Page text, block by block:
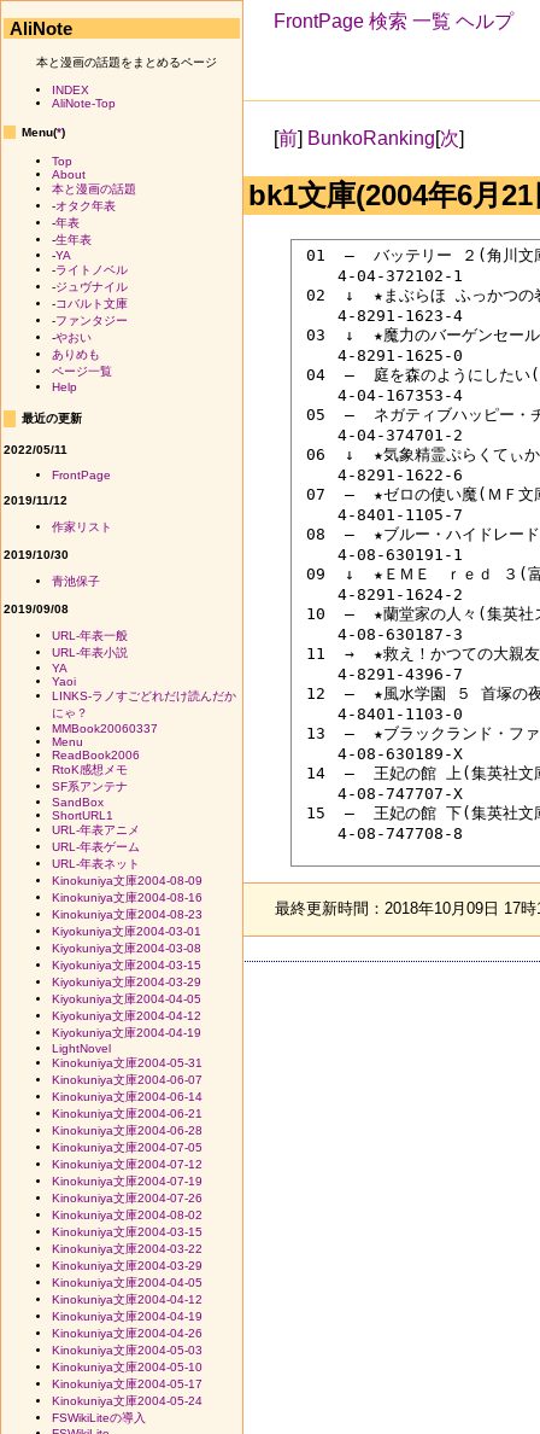
FrontPage 検索 一覧 ヘルプ
[前] BunkoRanking[次]
bk1文庫(2004年6月
01  ―  バッテリー ２(角川文
4-04-372102-1
02  ↓  ★まぶらほ ふっかつの
4-8291-1623-4
03  ↓  ★魔力のバーゲンセー
4-8291-1625-0
04  ―  庭を森のようにしたい(
4-04-167353-4
05  ―  ネガティブハッピー・
4-04-374701-2
06  ↓  ★気象精霊ぷらくてぃ
4-8291-1622-6
07  ―  ★ゼロの使い魔(ＭＦ文
4-8401-1105-7
08  ―  ★ブルー・ハイドレード
4-08-630191-1
09  ↓  ★ＥＭＥ　ｒｅｄ ３(富
4-8291-1624-2
10  ―  ★蘭堂家の人々(集英社
4-08-630187-3
11  →  ★救え！かつての大親
4-8291-4396-7
12  ―  ★風水学園 ５ 首塚の
4-8401-1103-0
13  ―  ★ブラックランド・ファ
4-08-630189-X
14  ―  王妃の館 上(集英社文
4-08-747707-X
15  ―  王妃の館 下(集英社文
4-08-747708-8
最終更新時間：2018年10月09日 17
AliNote
本と漫画の話題をまとめるページ
INDEX
AliNote-Top
Menu(*)
Top
About
本と漫画の話題
-オタク年表
-年表
-生年表
-YA
-ライトノベル
-ジュヴナイル
-コバルト文庫
-ファンタジー
-やおい
ありめも
ページ一覧
Help
最近の更新
2022/05/11
FrontPage
2019/11/12
作家リスト
2019/10/30
青池保子
2019/09/08
URL-年表一般
URL-年表小説
YA
Yaoi
LINKS-ラノすごどれだけ読んだか
にゃ？
MMBook20060337
Menu
ReadBook2006
RtoK感想メモ
SF系アンテナ
SandBox
ShortURL1
URL-年表アニメ
URL-年表ゲーム
URL-年表ネット
Kinokuniya文庫2004-08-09
Kinokuniya文庫2004-08-16
Kinokuniya文庫2004-08-23
Kiyokuniya文庫2004-03-01
Kiyokuniya文庫2004-03-08
Kiyokuniya文庫2004-03-15
Kiyokuniya文庫2004-03-29
Kiyokuniya文庫2004-04-05
Kiyokuniya文庫2004-04-12
Kiyokuniya文庫2004-04-19
LightNovel
Kinokuniya文庫2004-05-31
Kinokuniya文庫2004-06-07
Kinokuniya文庫2004-06-14
Kinokuniya文庫2004-06-21
Kinokuniya文庫2004-06-28
Kinokuniya文庫2004-07-05
Kinokuniya文庫2004-07-12
Kinokuniya文庫2004-07-19
Kinokuniya文庫2004-07-26
Kinokuniya文庫2004-08-02
Kinokuniya文庫2004-03-15
Kinokuniya文庫2004-03-22
Kinokuniya文庫2004-03-29
Kinokuniya文庫2004-04-05
Kinokuniya文庫2004-04-12
Kinokuniya文庫2004-04-19
Kinokuniya文庫2004-04-26
Kinokuniya文庫2004-05-03
Kinokuniya文庫2004-05-10
Kinokuniya文庫2004-05-17
Kinokuniya文庫2004-05-24
FSWikiLiteの導入